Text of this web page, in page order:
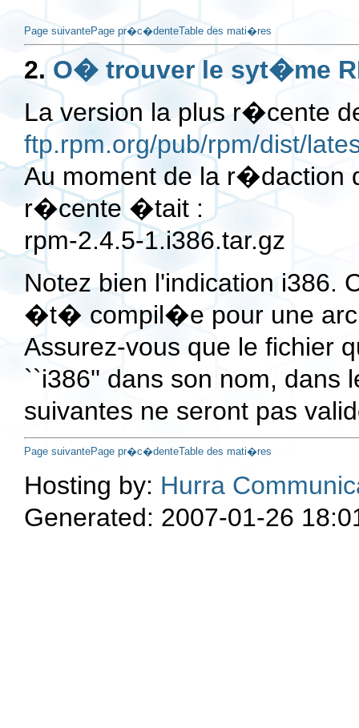
Page suivantePage pr�c�denteTable des mati�res
2. O� trouver le syt�me
La version la plus r�cente
ftp.rpm.org/pub/rpm/dist/
Au moment de la r�daction
r�cente �tait :
rpm-2.4.5-1.i386.tar.gz
Notez bien l'indication i386.
�t� compil�e pour une
Assurez-vous que le fichier
``i386'' dans son nom, dans
suivantes ne seront pas
Page suivantePage pr�c�denteTable des mati�res
Hosting by: Hurra
Generated: 2007-01-26